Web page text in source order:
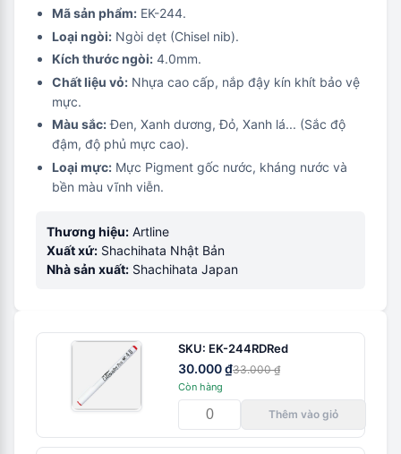
Mã sản phẩm:EK-244.
Loại ngòi:Ngòi dẹt (Chisel nib).
Kích thước ngòi:4.0mm.
Chất liệu vỏ:Nhựa cao cấp, nắp đậy kín khít bảo vệ
mực.
Màu sắc:Đen, Xanh dương, Đỏ, Xanh lá... (Sắc độ
đậm, độ phủ mực cao).
Loại mực:Mực Pigment gốc nước, kháng nước và
bền màu vĩnh viễn.
Thương hiệu: Artline
Xuất xứ: Shachihata Nhật Bản
Nhà sản xuất: Shachihata Japan
SKU: EK-244RDRed
30.000 ₫33.000 ₫
Còn hàng
Thêm vào giỏ